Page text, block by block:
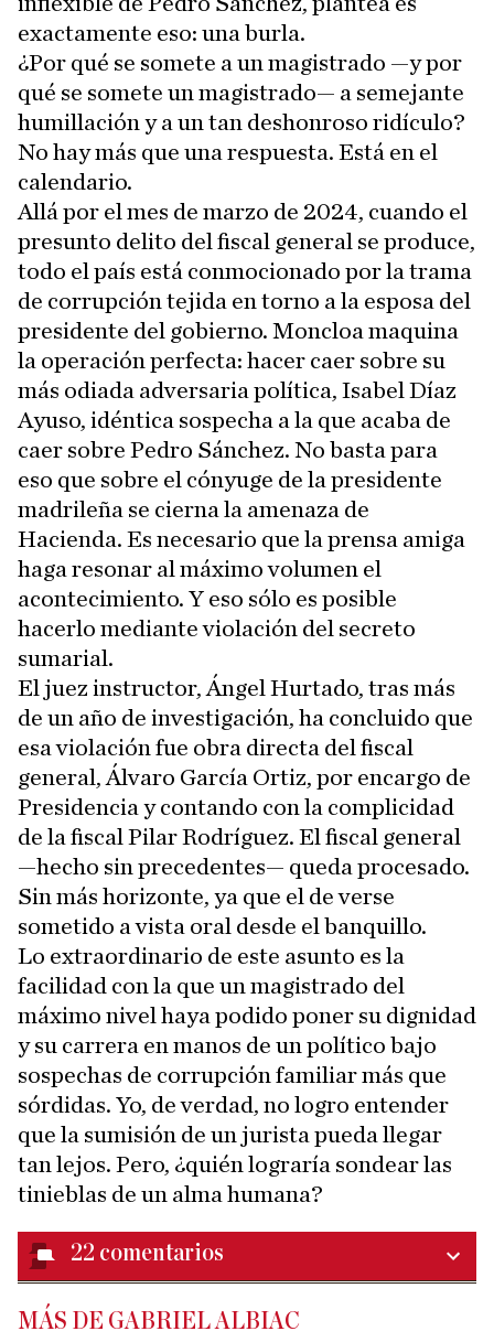
exactamente eso: una burla.
¿Por qué se somete a un magistrado —y por
qué se somete un magistrado— a semejante
humillación y a un tan deshonroso ridículo?
No hay más que una respuesta. Está en el
calendario.
Allá por el mes de marzo de 2024, cuando el
presunto delito del fiscal general se produce,
todo el país está conmocionado por la trama
de corrupción tejida en torno a la esposa del
presidente del gobierno. Moncloa maquina
la operación perfecta: hacer caer sobre su
más odiada adversaria política, Isabel Díaz
Ayuso, idéntica sospecha a la que acaba de
caer sobre Pedro Sánchez. No basta para
eso que sobre el cónyuge de la presidente
madrileña se cierna la amenaza de
Hacienda. Es necesario que la prensa amiga
haga resonar al máximo volumen el
acontecimiento. Y eso sólo es posible
hacerlo mediante violación del secreto
sumarial.
El juez instructor, Ángel Hurtado, tras más
de un año de investigación, ha concluido que
esa violación fue obra directa del fiscal
general, Álvaro García Ortiz, por encargo de
Presidencia y contando con la complicidad
de la fiscal Pilar Rodríguez. El fiscal general
—hecho sin precedentes— queda procesado.
Sin más horizonte, ya que el de verse
sometido a vista oral desde el banquillo.
Lo extraordinario de este asunto es la
facilidad con la que un magistrado del
máximo nivel haya podido poner su dignidad
y su carrera en manos de un político bajo
sospechas de corrupción familiar más que
sórdidas. Yo, de verdad, no logro entender
que la sumisión de un jurista pueda llegar
tan lejos. Pero, ¿quién lograría sondear las
tinieblas de un alma humana?
22 comentarios
MÁS DE GABRIEL ALBIAC